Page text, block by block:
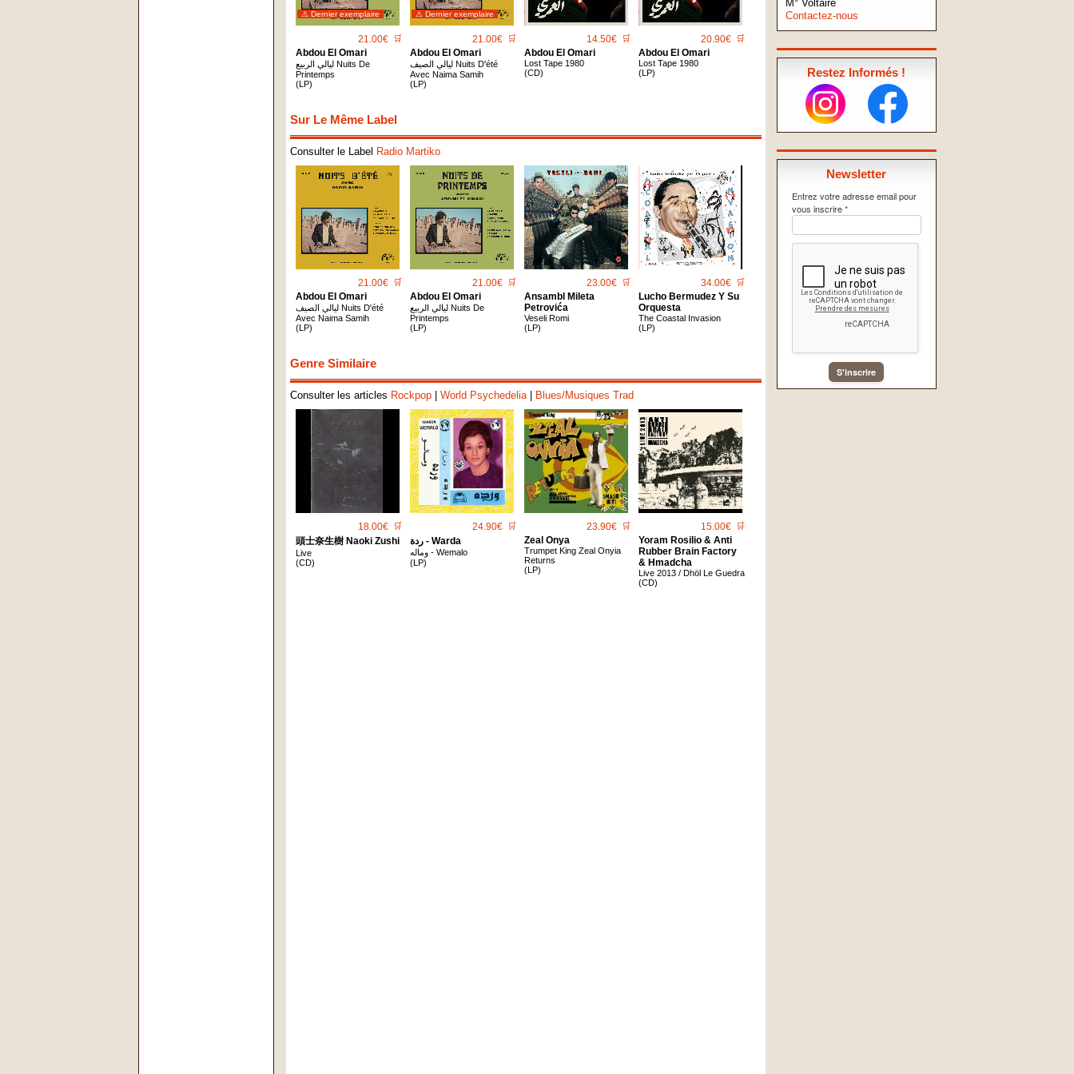
M° Voltaire
Contactez-nous
Restez Informés !
Newsletter
Entrez votre adresse email pour
vous inscrire*
S'inscrire
⚠ Dernier exemplaire
21.00€ 🛒
Abdou El Omari
ليالي الربيع Nuits De
Printemps
(LP)
⚠ Dernier exemplaire
21.00€ 🛒
Abdou El Omari
ليالي الصيف Nuits D'été
Avec Naima Samih
(LP)
14.50€ 🛒
Abdou El Omari
Lost Tape 1980
(CD)
20.90€ 🛒
Abdou El Omari
Lost Tape 1980
(LP)
Sur Le Même Label
Consulter le Label Radio Martiko
21.00€ 🛒
Abdou El Omari
ليالي الصيف Nuits D'été
Avec Naima Samih
(LP)
21.00€ 🛒
Abdou El Omari
ليالي الربيع Nuits De
Printemps
(LP)
23.00€ 🛒
Ansambl Mileta
Petrovića
Veseli Romi
(LP)
34.00€ 🛒
Lucho Bermudez Y Su
Orquesta
The Coastal Invasion
(LP)
Genre Similaire
Consulter les articles Rockpop| World Psychedelia| Blues/Musiques Trad
18.00€ 🛒
頭士奈生樹 Naoki Zushi
Live
(CD)
24.90€ 🛒
ردة - Warda
وماله - Wemalo
(LP)
23.90€ 🛒
Zeal Onya
Trumpet King Zeal Onyia
Returns
(LP)
15.00€ 🛒
Yoram Rosilio & Anti
Rubber Brain Factory
& Hmadcha
Live 2013 / Dhöl Le Guedra
(CD)